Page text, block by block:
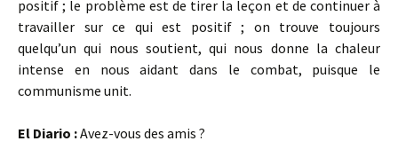
positif ; le problème est de tirer la leçon et de continuer à
travailler sur ce qui est positif ; on trouve toujours
quelqu’un qui nous soutient, qui nous donne la chaleur
intense en nous aidant dans le combat, puisque le
communisme unit.
El Diario :Avez-vous des amis ?